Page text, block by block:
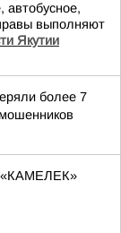
автобусное,
выполняют
Якутии
более 7